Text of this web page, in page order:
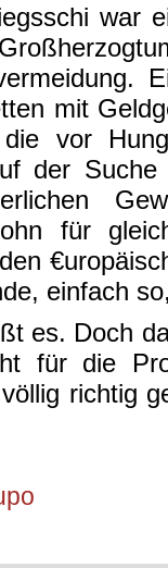
war
mit
vor
der
für
einfach
es. Doch
für die
richtig